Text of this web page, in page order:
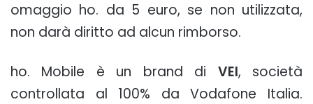
omaggio ho. da 5 euro, se non utilizzata,
non darà diritto ad alcun rimborso.
ho. Mobile è un brand di VEI, società
controllata al 100% da Vodafone Italia.